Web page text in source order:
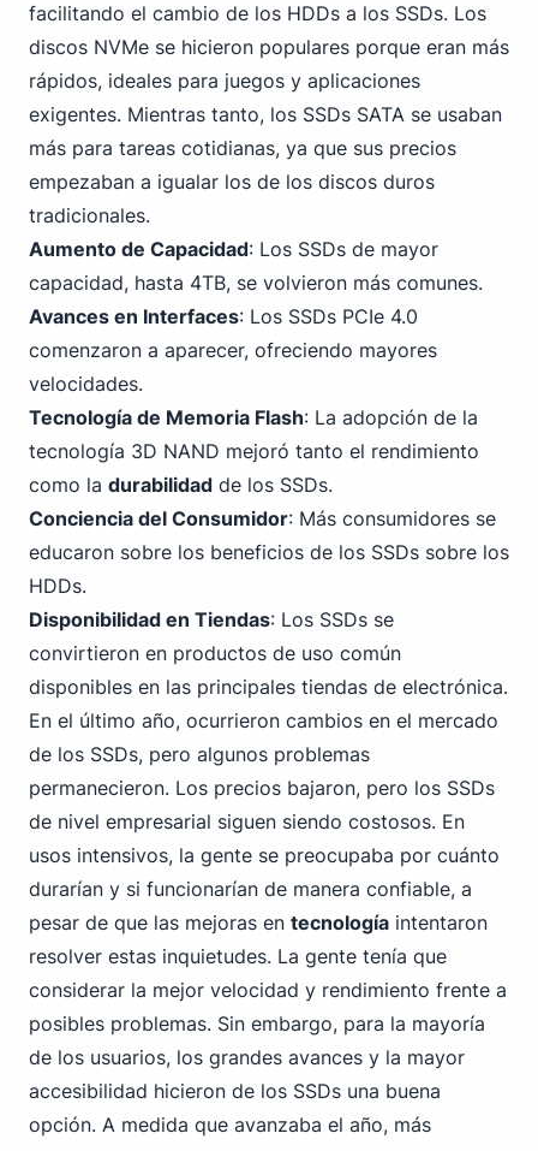
facilitando el cambio de los HDDs a los SSDs. Los
discos NVMe se hicieron populares porque eran más
rápidos, ideales para juegos y aplicaciones
exigentes. Mientras tanto, los SSDs SATA se usaban
más para tareas cotidianas, ya que sus precios
empezaban a igualar los de los discos duros
tradicionales.
Aumento de Capacidad: Los SSDs de mayor
capacidad, hasta 4TB, se volvieron más comunes.
Avances en Interfaces: Los SSDs PCIe 4.0
comenzaron a aparecer, ofreciendo mayores
velocidades.
Tecnología de Memoria Flash: La adopción de la
tecnología 3D NAND mejoró tanto el rendimiento
como la durabilidad de los SSDs.
Conciencia del Consumidor: Más consumidores se
educaron sobre los beneficios de los SSDs sobre los
HDDs.
Disponibilidad en Tiendas: Los SSDs se
convirtieron en productos de uso común
disponibles en las principales tiendas de electrónica.
En el último año, ocurrieron cambios en el mercado
de los SSDs, pero algunos problemas
permanecieron. Los precios bajaron, pero los SSDs
de nivel empresarial siguen siendo costosos. En
usos intensivos, la gente se preocupaba por cuánto
durarían y si funcionarían de manera confiable, a
pesar de que las mejoras en tecnología intentaron
resolver estas inquietudes. La gente tenía que
considerar la mejor velocidad y rendimiento frente a
posibles problemas. Sin embargo, para la mayoría
de los usuarios, los grandes avances y la mayor
accesibilidad hicieron de los SSDs una buena
opción. A medida que avanzaba el año, más